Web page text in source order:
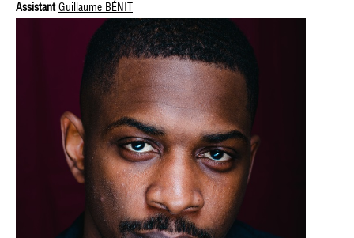
AssistantGuillaume BÉNIT